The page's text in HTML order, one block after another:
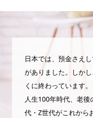
日本では、預金さえ
がありました。しか
くに終わっています。
人生100年時代、老
代・Z世代がこれから